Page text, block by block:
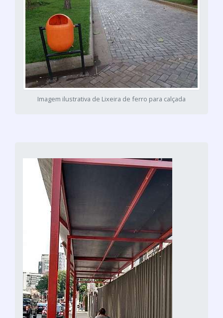
Imagem ilustrativa de Lixeira de ferro para calçada